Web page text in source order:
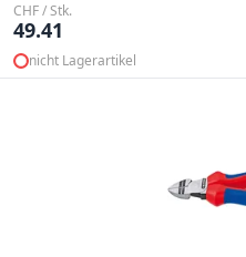
CHF / Stk.
49.41
nicht Lagerartikel